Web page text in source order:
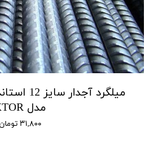
مدل XTOR
۳۱,۸۰۰ تومان